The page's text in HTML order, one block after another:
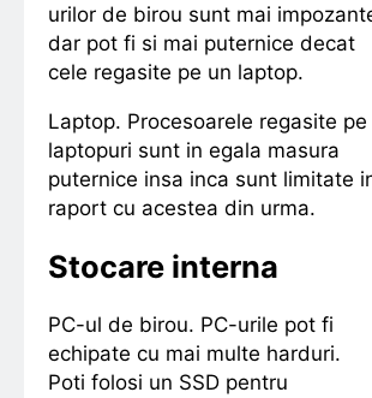
urilor de birou sunt mai
dar pot fi si mai puternice decat
cele regasite pe un laptop.
Laptop. Procesoarele regasite pe
laptopuri sunt in egala masura
puternice insa inca sunt limitate
raport cu acestea din urma.
Stocare interna
PC-ul de birou. PC-urile pot fi
echipate cu mai multe harduri.
Poti folosi un SSD pentru